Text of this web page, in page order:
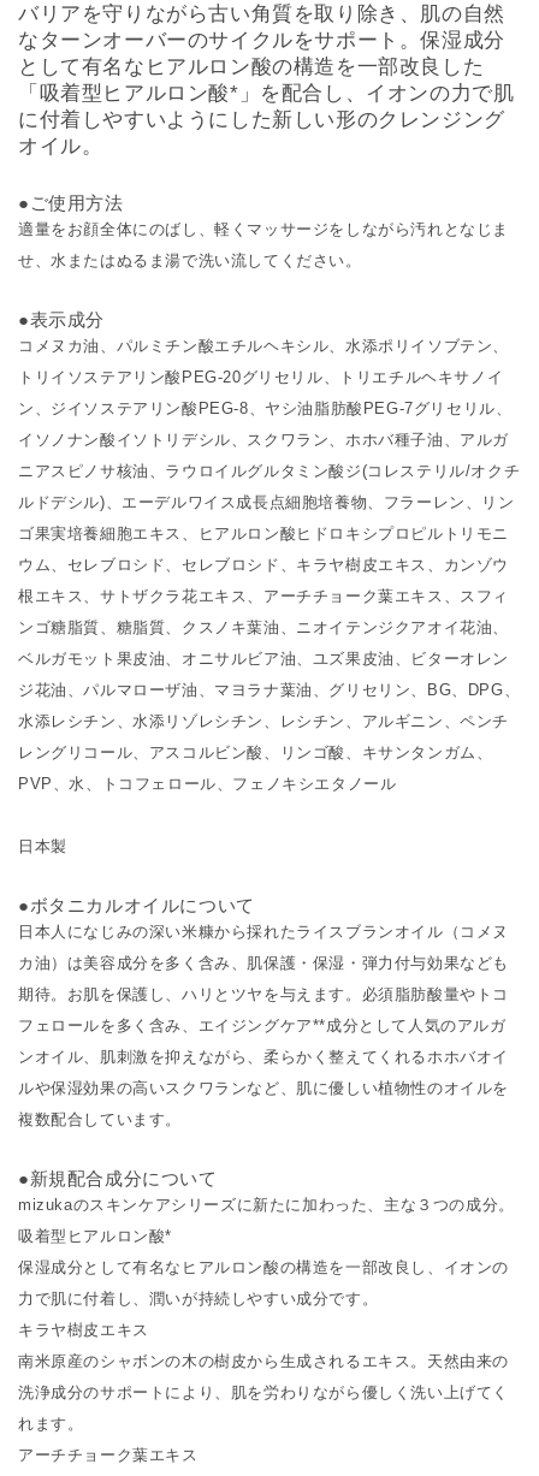
バリアを守りながら古い角質を取り除き、肌の自然
なターンオーバーのサイクルをサポート。保湿成分
として有名なヒアルロン酸の構造を一部改良した
「吸着型ヒアルロン酸*」を配合し、イオンの力で肌
に付着しやすいようにした新しい形のクレンジング
オイル。
●ご使用方法
適量をお顔全体にのばし、軽くマッサージをしながら汚れとなじま
せ、水またはぬるま湯で洗い流してください。
●表示成分
コメヌカ油、パルミチン酸エチルヘキシル、水添ポリイソブテン、
トリイソステアリン酸PEG-20グリセリル、トリエチルヘキサノイ
ン、ジイソステアリン酸PEG-8、ヤシ油脂肪酸PEG-7グリセリル、
イソノナン酸イソトリデシル、スクワラン、ホホバ種子油、アルガ
ニアスピノサ核油、ラウロイルグルタミン酸ジ(コレステリル/オクチ
ルドデシル)、エーデルワイス成長点細胞培養物、フラーレン、リン
ゴ果実培養細胞エキス、ヒアルロン酸ヒドロキシプロピルトリモニ
ウム、セレブロシド、セレブロシド、キラヤ樹皮エキス、カンゾウ
根エキス、サトザクラ花エキス、アーチチョーク葉エキス、スフィ
ンゴ糖脂質、糖脂質、クスノキ葉油、ニオイテンジクアオイ花油、
ベルガモット果皮油、オニサルビア油、ユズ果皮油、ビターオレン
ジ花油、パルマローザ油、マヨラナ葉油、グリセリン、BG、DPG、
水添レシチン、水添リゾレシチン、レシチン、アルギニン、ペンチ
レングリコール、アスコルビン酸、リンゴ酸、キサンタンガム、
PVP、水、トコフェロール、フェノキシエタノール
日本製
●ボタニカルオイルについて
日本人になじみの深い米糠から採れたライスブランオイル（コメヌ
カ油）は美容成分を多く含み、肌保護・保湿・弾力付与効果なども
期待。お肌を保護し、ハリとツヤを与えます。必須脂肪酸量やトコ
フェロールを多く含み、エイジングケア**成分として人気のアルガ
ンオイル、肌刺激を抑えながら、柔らかく整えてくれるホホバオイ
ルや保湿効果の高いスクワランなど、肌に優しい植物性のオイルを
複数配合しています。
●新規配合成分について
mizukaのスキンケアシリーズに新たに加わった、主な３つの成分。
吸着型ヒアルロン酸*
保湿成分として有名なヒアルロン酸の構造を一部改良し、イオンの
力で肌に付着し、潤いが持続しやすい成分です。
キラヤ樹皮エキス
南米原産のシャボンの木の樹皮から生成されるエキス。天然由来の
洗浄成分のサポートにより、肌を労わりながら優しく洗い上げてく
れます。
アーチチョーク葉エキス